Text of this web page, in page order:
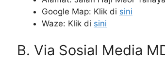
Google Map: Klik di sini
Waze: Klik di sini
B. Via Sosial Media